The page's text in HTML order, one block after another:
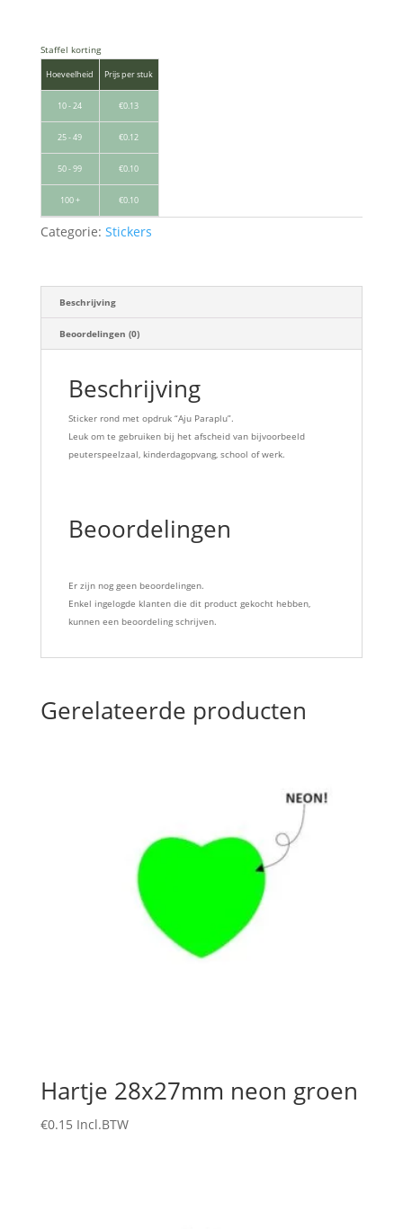
Staffel korting
Hoeveelheid Prijs per stuk
10 - 24 €0.13
25 - 49 €0.12
50 - 99 €0.10
100 + €0.10
Categorie: Stickers
Beschrijving
Beoordelingen (0)
Beschrijving
Sticker rond met opdruk “Aju Paraplu”.
Leuk om te gebruiken bij het afscheid van bijvoorbeeld
peuterspeelzaal, kinderdagopvang, school of werk.
Beoordelingen
Er zijn nog geen beoordelingen.
Enkel ingelogde klanten die dit product gekocht hebben,
kunnen een beoordeling schrijven.
Gerelateerde producten
Hartje 28x27mm neon groen
€0.15 Incl.BTW